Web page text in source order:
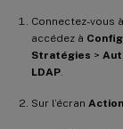
Connectez-vous
accédez à
Stratégies >
LDAP
Sur l’écran